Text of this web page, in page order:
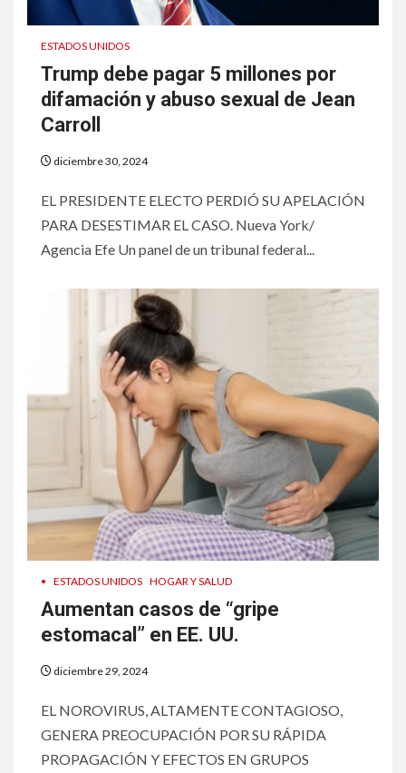
ESTADOS UNIDOS
Trump debe pagar 5 millones por
difamación y abuso sexual de Jean
Carroll
diciembre 30, 2024
EL PRESIDENTE ELECTO PERDIÓ SU APELACIÓN
PARA DESESTIMAR EL CASO. Nueva York/
Agencia Efe Un panel de un tribunal federal...
• ESTADOS UNIDOS HOGAR Y SALUD
Aumentan casos de “gripe
estomacal” en EE. UU.
diciembre 29, 2024
EL NOROVIRUS, ALTAMENTE CONTAGIOSO,
GENERA PREOCUPACIÓN POR SU RÁPIDA
PROPAGACIÓN Y EFECTOS EN GRUPOS